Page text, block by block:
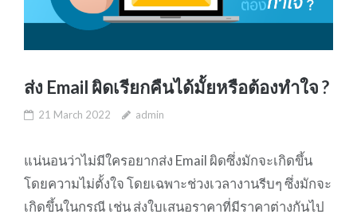
ส่ง Email ผิดเรียกคืนได้มั้ยหรือต้องทำใจ ?
21 March 2022 admin
แน่นอนว่าไม่มีใครอยากส่ง Email ผิดซึ่งมักจะเกิดขึ้น
โดยความไม่ตั้งใจ โดยเฉพาะช่วงเวลางานรีบๆ ซึ่งมักจะ
เกิดขึ้นในกรณี เช่น ส่งใบเสนอราคาที่มีราคาต่างกันไป